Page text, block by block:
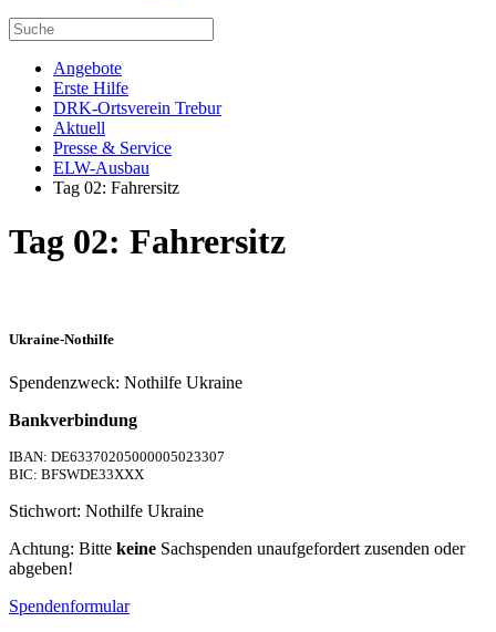
Angebote
Erste Hilfe
DRK-Ortsverein Trebur
Aktuell
Presse & Service
ELW-Ausbau
Tag 02: Fahrersitz
Tag 02: Fahrersitz
Ukraine-Nothilfe
Spendenzweck: Nothilfe Ukraine
Bankverbindung
IBAN: DE63370205000005023307
BIC: BFSWDE33XXX
Stichwort: Nothilfe Ukraine
Achtung: Bitte keine Sachspenden unaufgefordert zusenden oder
abgeben!
Spendenformular